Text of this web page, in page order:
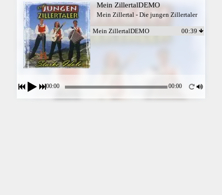
Mein ZillertalDEMO
Mein Zillertal - Die jungen Zillertaler
Mein ZillertalDEMO 00:39
00:00 00:00